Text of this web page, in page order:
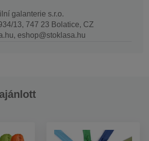
galanterie s.r.o.
13, 747 23 Bolatice, CZ
eshop@stoklasa.hu